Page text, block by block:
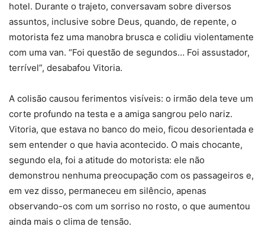
hotel. Durante o trajeto, conversavam sobre diversos
assuntos, inclusive sobre Deus, quando, de repente, o
motorista fez uma manobra brusca e colidiu violentamente
com uma van. “Foi questão de segundos… Foi assustador,
terrível”, desabafou Vitoria.
A colisão causou ferimentos visíveis: o irmão dela teve um
corte profundo na testa e a amiga sangrou pelo nariz.
Vitoria, que estava no banco do meio, ficou desorientada e
sem entender o que havia acontecido. O mais chocante,
segundo ela, foi a atitude do motorista: ele não
demonstrou nenhuma preocupação com os passageiros e,
em vez disso, permaneceu em silêncio, apenas
observando-os com um sorriso no rosto, o que aumentou
ainda mais o clima de tensão.